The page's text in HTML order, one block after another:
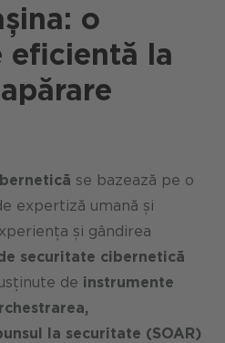
o
eficientă la
se bazează pe o
expertiză umană și
și gândirea
securitate cibernetică
de instrumente
la securitate (SOAR)